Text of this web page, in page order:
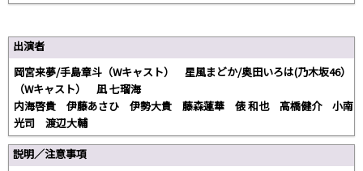
出演者
岡宮来夢/手島章斗（Wキャスト） 星風まどか/奥田いろは(乃木坂46）
（Wキャスト） 凪 七瑠海
内海啓貴 伊藤あさひ 伊勢大貴 藤森蓮華 俵 和也 高橋健介 小南
光司 渡辺大輔
説明／注意事項